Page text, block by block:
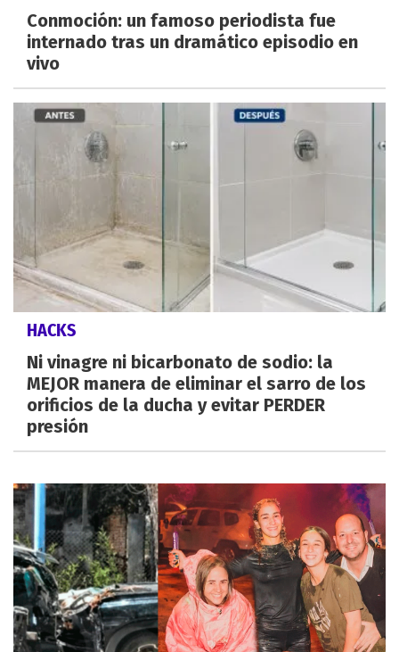
Conmoción: un famoso periodista fue
internado tras un dramático episodio en
vivo
HACKS
Ni vinagre ni bicarbonato de sodio: la
MEJOR manera de eliminar el sarro de los
orificios de la ducha y evitar PERDER
presión